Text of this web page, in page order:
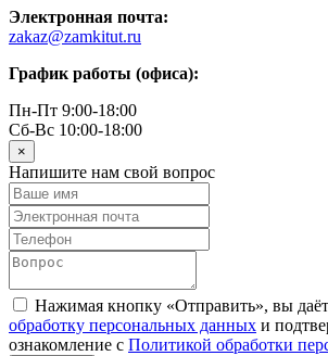
Электронная почта:
zakaz@zamkitut.ru
График работы (офиса):
Пн-Пт 9:00-18:00
Сб-Вс 10:00-18:00
×
Напишите нам свой вопрос
Нажимая кнопку «Отправить», вы
обработку персональных данных и
ознакомление с Политикой обработки